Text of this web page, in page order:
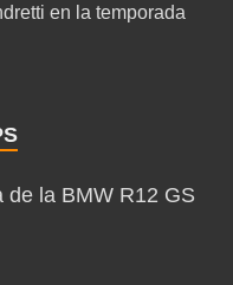
en la temporada
de la BMW R12 GS